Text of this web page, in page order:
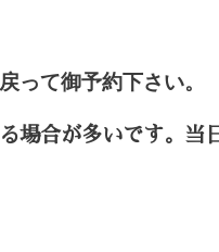
って御予約下さい。
場合が多いです。当